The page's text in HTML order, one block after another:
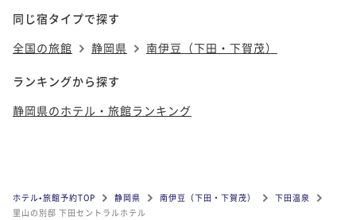
同じ宿タイプで探す
全国の旅館
静岡県 南伊豆（下田・下賀茂）
ランキングから探す
静岡県のホテル・旅館ランキング
ホテル•旅館予約TOP 静岡県 南伊豆（下田・下賀茂）
下田温泉
里山の別邸 下田セントラルホテル